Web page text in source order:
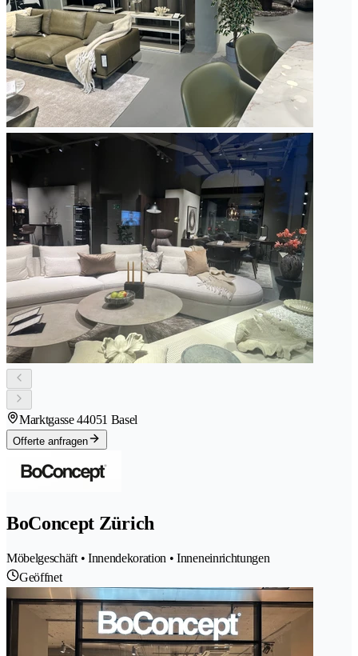
Marktgasse 44051 Basel
Offerte anfragen
BoConcept Zürich
Möbelgeschäft • Innendekoration • Inneneinrichtungen
Geöffnet